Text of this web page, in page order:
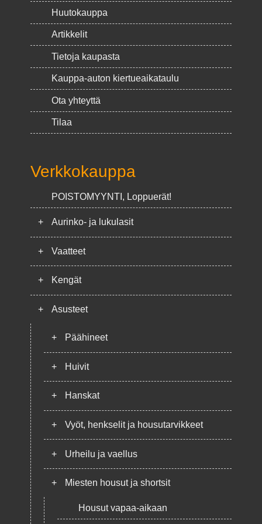
Huutokauppa
Artikkelit
Tietoja kaupasta
Kauppa-auton kiertueaikataulu
Ota yhteyttä
Tilaa
Verkkokauppa
POISTOMYYNTI, Loppuerät!
+ Aurinko- ja lukulasit
+ Vaatteet
+ Kengät
+ Asusteet
+ Päähineet
+ Huivit
+ Hanskat
+ Vyöt, henkselit ja housutarvikkeet
+ Urheilu ja vaellus
+ Miesten housut ja shortsit
Housut vapaa-aikaan